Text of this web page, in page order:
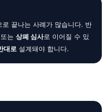
로 끝나는 사례가 많습니다. 반
는 상폐 심사로 이어질 수 있
대로 설계돼야 합니다.